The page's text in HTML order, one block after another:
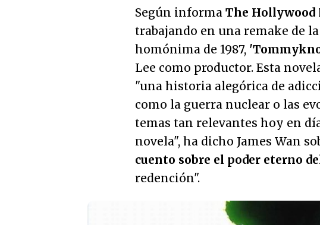
Según informa The Hollywood
trabajando en una remake de
homónima de 1987,
Lee como productor. Esta
"una historia alegórica de
como la guerra nuclear o las
temas tan relevantes hoy en
novela", ha dicho James Wan
cuento sobre el poder eterno
redención".